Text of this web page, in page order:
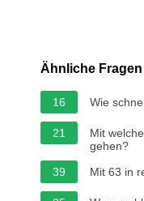
Ähnliche Fragen
16 Wie
21
Mit
gehen?
39
Mit 63 in